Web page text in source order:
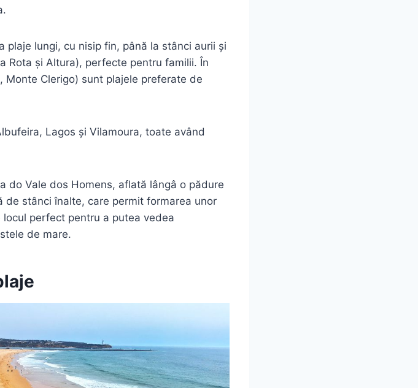
plaje lungi, cu nisip fin, până la stânci aurii și
Rota și Altura), perfecte pentru familii. În
Clerigo) sunt plajele preferate de
Lagos și Vilamoura, toate având
do Vale dos Homens, aflată lângâ o pădure
stânci înalte, care permit formarea unor
perfect pentru a putea vedea
de mare.